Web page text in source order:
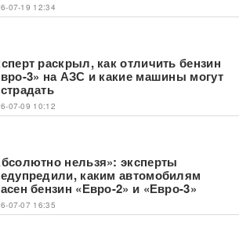
07-19 12:34
раскрыл, как отличить бензин
3» на АЗС и какие машины могут
07-09 10:12
нельзя»: эксперты
каким автомобилям
бензин «Евро-2» и «Евро-3»
07-07 16:35